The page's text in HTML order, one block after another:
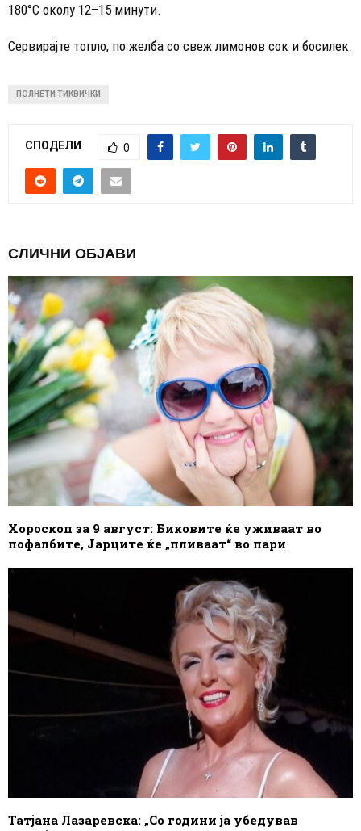
180°C околу 12–15 минути.
Сервирајте топло, по желба со свеж лимонов сок и босилек.
ПОЛНЕТИ ТИКВИЧКИ
СПОДЕЛИ 0
СЛИЧНИ ОБЈАВИ
Хороскоп за 9 август: Биковите ќе уживаат во
пофалбите, Јарците ќе „пливаат“ во пари
Татјана Лазаревска: „Со години ја убедував